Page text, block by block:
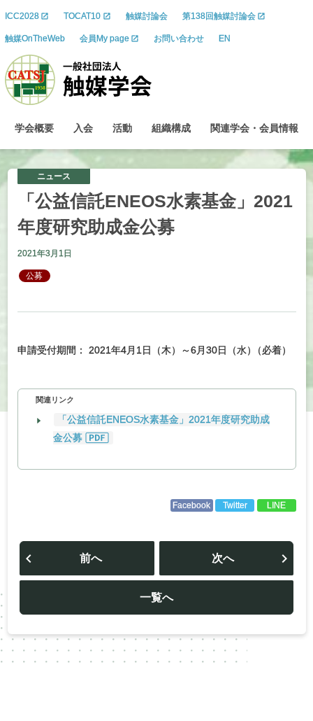
ICC2028 TOCAT10 触媒討論会 第138回触媒討論会
触媒OnTheWeb 会員My page お問い合わせ EN
学会概要 入会 活動 組織構成 関連学会 ・ 会員情報
ニュース
「公益信託ENEOS水素基金」 2021
年度研究助成金公募
2021年3月1日
公募
申請受付期間： 2021年4月1日（木）～6月30日（水） （必着）
関連リンク
「公益信託ENEOS水素基金」2021年度研究助成
金公募
Facebook Twitter LINE
投
ビ
ー
シ
ョ
前へ
一覧へ
次へ